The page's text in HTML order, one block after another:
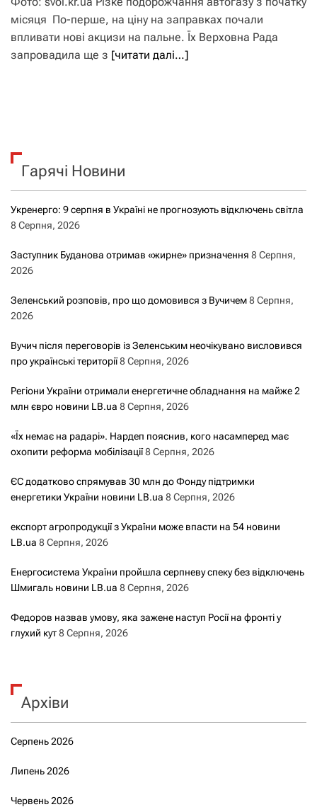
місяця По-перше, на ціну на заправках почали
впливати нові акцизи на пальне. Їх Верховна Рада
запровадила ще з [читати далі…]
Гарячі Новини
Укренерго: 9 серпня в Україні не прогнозують відключень світла
8 Серпня, 2026
Заступник Буданова отримав «жирне» призначення 8 Серпня,
2026
Зеленський розповів, про що домовився з Вучичем8 Серпня,
2026
Вучич після переговорів із Зеленським неочікувано висловився
про українські території8 Серпня, 2026
Регіони України отримали енергетичне обладнання на майже 2
млн євро новини LB.ua 8 Серпня, 2026
«Їх немає на радарі». Нардеп пояснив, кого насамперед має
охопити реформа мобілізації8 Серпня, 2026
ЄС додатково спрямував 30 млн до Фонду підтримки
енергетики України новини LB.ua 8 Серпня, 2026
експорт агропродукції з України може впасти на 54 новини
LB.ua 8 Серпня, 2026
Енергосистема України пройшла серпневу спеку без відключень
Шмигаль новини LB.ua 8 Серпня, 2026
Федоров назвав умову, яка зажене наступ Росії на фронті у
глухий кут8 Серпня, 2026
Архіви
Серпень 2026
Липень 2026
Червень 2026